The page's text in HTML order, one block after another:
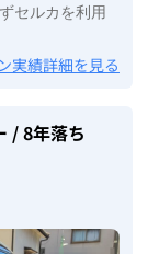
セルカを利用
実績詳細を見る
/ 8年落ち